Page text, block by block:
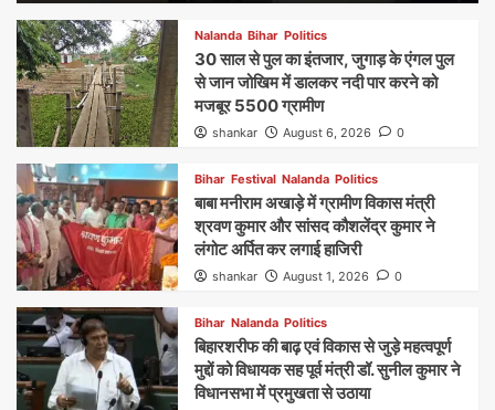
Nalanda Bihar Politics
30 साल से पुल का इंतजार, जुगाड़ के एंगल पुल
से जान जोखिम में डालकर नदी पार करने को
मजबूर 5500 ग्रामीण
shankar August 6, 2026 0
Bihar Festival Nalanda Politics
बाबा मनीराम अखाड़े में ग्रामीण विकास मंत्री
श्रवण कुमार और सांसद कौशलेंद्र कुमार ने
लंगोट अर्पित कर लगाई हाजिरी
shankar August 1, 2026 0
Bihar Nalanda Politics
बिहारशरीफ की बाढ़ एवं विकास से जुड़े महत्वपूर्ण
मुद्दों को विधायक सह पूर्व मंत्री डॉ. सुनील कुमार ने
विधानसभा में प्रमुखता से उठाया